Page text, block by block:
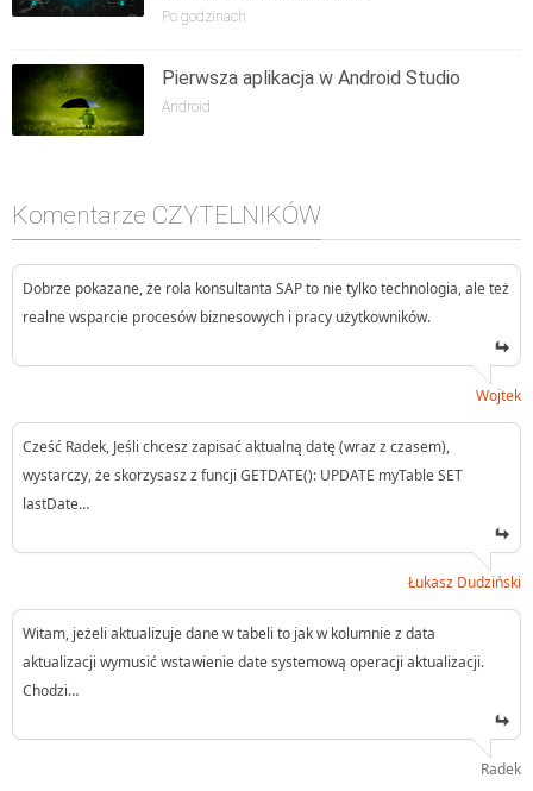
Po godzinach
Pierwsza aplikacja w Android Studio
Android
Komentarze CZYTELNIKÓW
Dobrze pokazane, że rola konsultanta SAP to nie tylko technologia, ale też
realne wsparcie procesów biznesowych i pracy użytkowników.
Wojtek
Cześć Radek, Jeśli chcesz zapisać aktualną datę (wraz z czasem),
wystarczy, że skorzysasz z funcji GETDATE(): UPDATE myTable SET
lastDate…
Łukasz Dudziński
Witam, jeżeli aktualizuje dane w tabeli to jak w kolumnie z data
aktualizacji wymusić wstawienie date systemową operacji aktualizacji.
Chodzi…
Radek